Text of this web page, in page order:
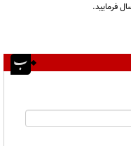
فرمایید.